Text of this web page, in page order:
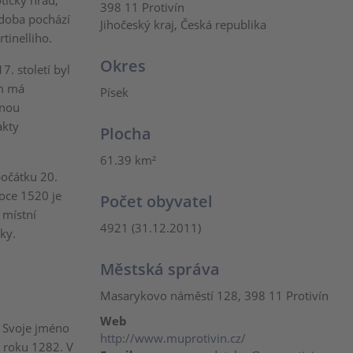
pochází
století byl
má
20.
1520 je
místní
jméno
1282. V
398 11 Protivín
Jihočeský kraj, Česká republika
Okres
Písek
Plocha
61.39 km²
Počet obyvatel
4921 (31.12.2011)
Městská správa
Masarykovo náměstí 128, 398 11 Protivín
Web
http://www.muprotivin.cz/